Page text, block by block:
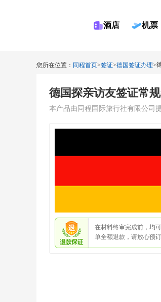
酒店 机票
您所在位置： 同程首页>签证>德国签证办理>
本产品由同程国际旅行社有限公司
在材料终审完成前，均
单全额退款，请放心预订